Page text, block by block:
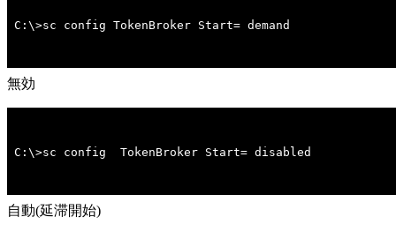
C:\>sc config TokenBroker Start= demand
無効
C:\>sc config  TokenBroker Start= disabled
自動(延滞開始)